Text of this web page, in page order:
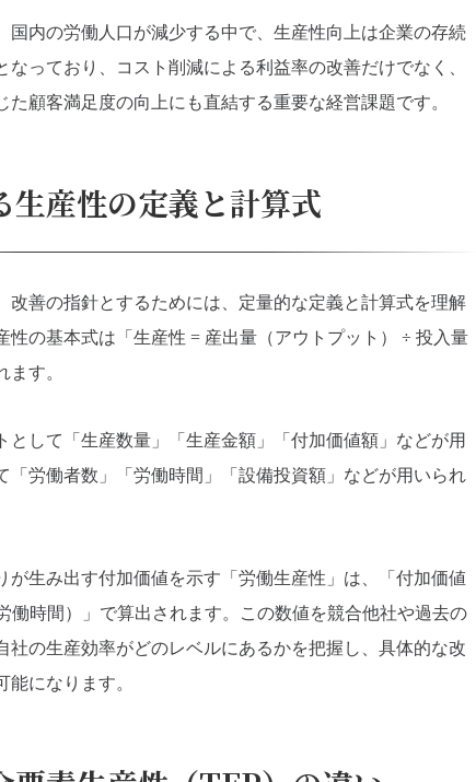
国内の労働人口が減少する中で、生産性向上は企業の存続
なっており、コスト削減による利益率の改善だけでなく、
た顧客満足度の向上にも直結する重要な経営課題です。
生産性の定義と計算式
改善の指針とするためには、定量的な定義と計算式を理解
性の基本式は「生産性 = 産出量（アウトプット） ÷ 投入量
ます。
として「生産数量」「生産金額」「付加価値額」などが用
「労働者数」「労働時間」「設備投資額」などが用いられ
が生み出す付加価値を示す「労働生産性」は、「付加価値
働時間）」で算出されます。この数値を競合他社や過去の
社の生産効率がどのレベルにあるかを把握し、具体的な改
になります。